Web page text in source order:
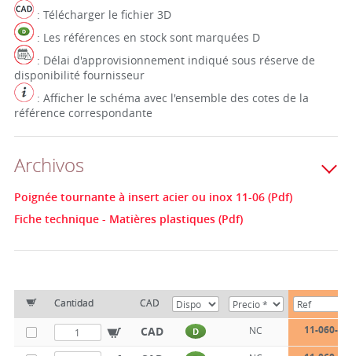
: Télécharger le fichier 3D
: Les références en stock sont marquées D
: Délai d'approvisionnement indiqué sous réserve de
disponibilité fournisseur
: Afficher le schéma avec l'ensemble des cotes de la
référence correspondante
Archivos
Poignée tournante à insert acier ou inox 11-06 (Pdf)
Fiche technique - Matières plastiques (Pdf)
Cantidad CAD
CAD D NC 11-060-